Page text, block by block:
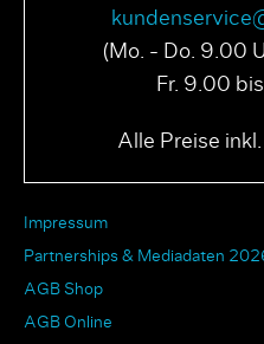
(Mo. - Do. 9.00
Fr. 9.00
Alle Preise
Impressum
Partnerships & Mediadaten
AGB Shop
AGB Online